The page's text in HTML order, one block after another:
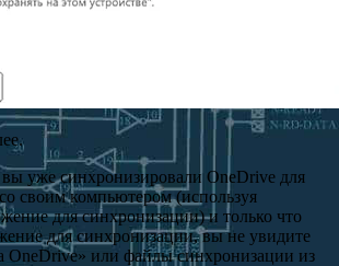
уже синхронизировали OneDrive для
своим компьютером (используя
для синхронизации) и только что
для синхронизации, вы не увидите
OneDrive» или файлы синхронизации из